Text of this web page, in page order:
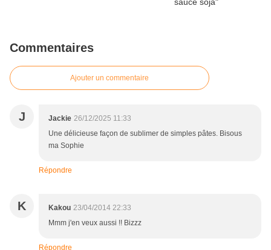
Commentaires
Ajouter un commentaire
J Jackie 26/12/2025 11:33
Une délicieuse façon de sublimer de simples pâtes. Bisous
ma Sophie
Répondre
K Kakou 23/04/2014 22:33
Mmm j'en veux aussi !! Bizzz
Répondre